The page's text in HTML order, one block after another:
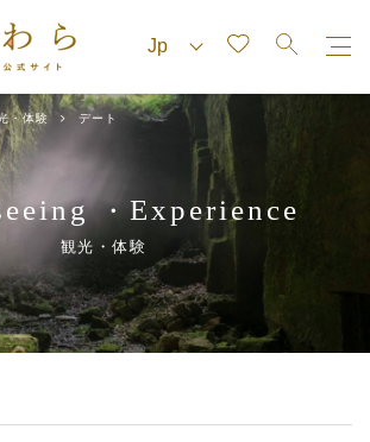
・体験 デート
・ Experience
観光・体験